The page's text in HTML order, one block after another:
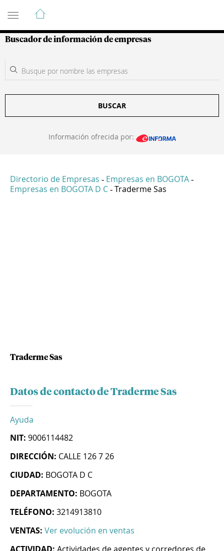
Guía de Empresas Colombianas
Buscador de información de empresas
BUSCAR
Información ofrecida por:
Directorio de Empresas - Empresas en BOGOTA -
Empresas en BOGOTA D C - Traderme Sas
Traderme Sas
Datos de contacto de Traderme Sas
Ayuda
NIT: 9006114482
DIRECCIÓN: CALLE 126 7 26
CIUDAD: BOGOTA D C
DEPARTAMENTO: BOGOTA
TELÉFONO: 3214913810
VENTAS: Ver evolución en ventas